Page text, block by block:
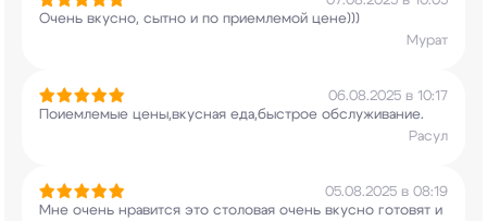
Очень вкусно, сытно и по приемлемой цене)))
Мурат
06.08.2025 в 10:17
Поиемлемые цены,вкусная еда,быстрое обслуживание.
Расул
05.08.2025 в 08:19
Мне очень нравится это столовая очень вкусно готовят и